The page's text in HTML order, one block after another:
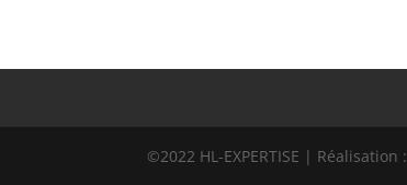
©2022 HL-EXPERTISE | Réalisation :